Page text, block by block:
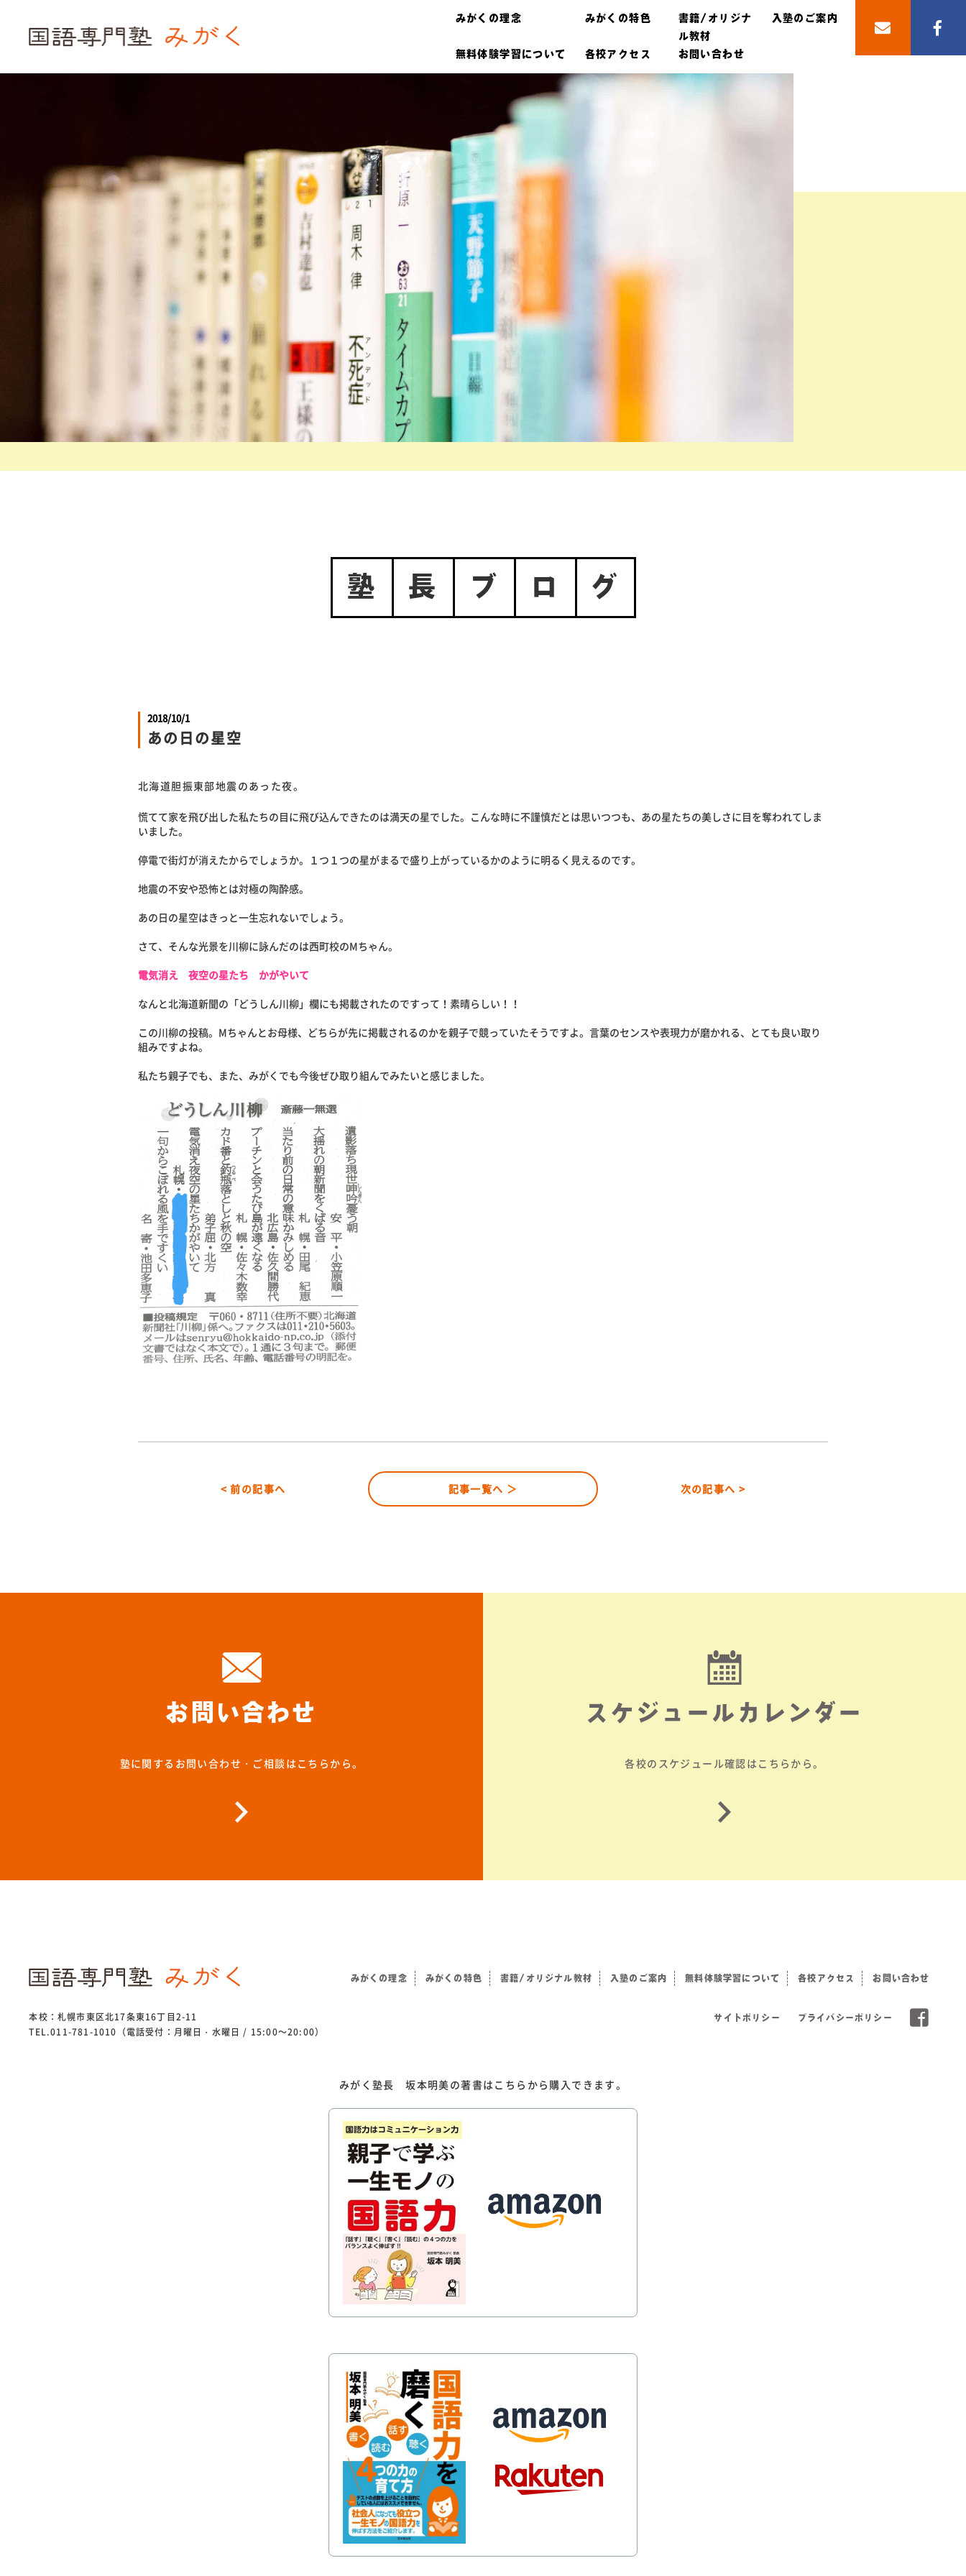
みがくの理念 みがくの特色
書籍/オリジナ
ル教材
入塾のご案内
無料体験学習について 各校アクセス お問い合わせ
塾 長 ブ ロ グ
2018/10/1
あの日の星空
北海道胆振東部地震のあった夜。
慌てて家を飛び出した私たちの目に飛び込んできたのは満天の星でした。こんな時に不謹慎だとは思いつつも、あの星たちの美しさに目を奪われてしま
いました。
停電で街灯が消えたからでしょうか。１つ１つの星がまるで盛り上がっているかのように明るく見えるのです。
地震の不安や恐怖とは対極の陶酔感。
あの日の星空はきっと一生忘れないでしょう。
さて、そんな光景を川柳に詠んだのは西町校のMちゃん。
電気消え 夜空の星たち かがやいて
なんと北海道新聞の「どうしん川柳」欄にも掲載されたのですって！素晴らしい！！
この川柳の投稿。Mちゃんとお母様、どちらが先に掲載されるのかを親子で競っていたそうですよ。言葉のセンスや表現力が磨かれる、とても良い取り
組みですよね。
私たち親子でも、また、みがくでも今後ぜひ取り組んでみたいと感じました。
< 前の記事へ 記事一覧へ ＞ 次の記事へ >
お問い合わせ
塾に関するお問い合わせ・ご相談はこちらから。
スケジュールカレンダー
各校のスケジュール確認はこちらから。
本校：札幌市東区北17条東16丁目2-11
TEL.011-781-1010（電話受付：月曜日・水曜日 / 15:00～20:00）
みがくの理念 みがくの特色 書籍/オリジナル教材 入塾のご案内 無料体験学習について 各校アクセス お問い合わせ
サイトポリシー プライバシーポリシー
みがく塾長 坂本明美の著書はこちらから購入できます。